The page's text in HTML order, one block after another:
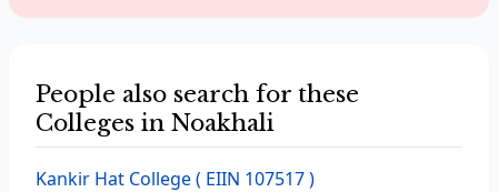
People also search for these
Colleges in Noakhali
Kankir Hat College( EIIN 107517 )